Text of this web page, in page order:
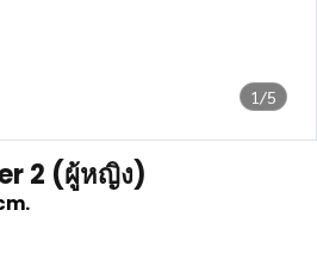
1/5
2 (ผู้หญิง)